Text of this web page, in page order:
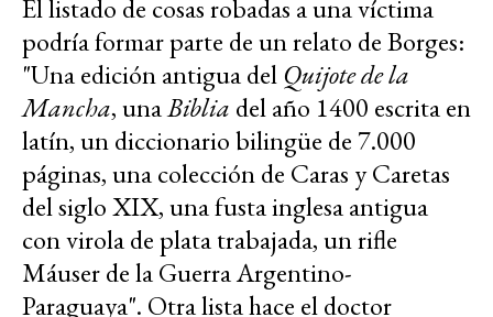
El listado de cosas robadas a una víctima
podría formar parte de un relato de Borges:
"Una edición antigua del Quijote de la
Mancha, unaBiblia del año 1400 escrita en
latín, un diccionario bilingüe de 7.000
páginas, una colección de Caras y Caretas
del siglo XIX, una fusta inglesa antigua
con virola de plata trabajada, un rifle
Máuser de la Guerra Argentino-
Paraguaya". Otra lista hace el doctor